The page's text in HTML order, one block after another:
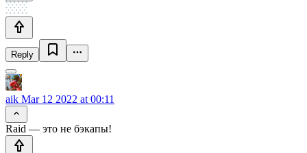
Reply
aik Mar 12 2022 at 00:11
Raid — это не бэкапы!